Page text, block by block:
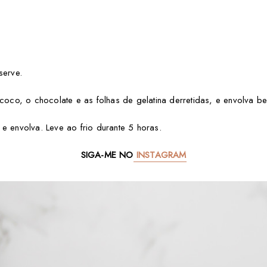
o chocolate e as folhas de gelatina derretidas, e envolva
envolva. Leve ao frio durante 5 horas.
SIGA-ME NO INSTAGRAM